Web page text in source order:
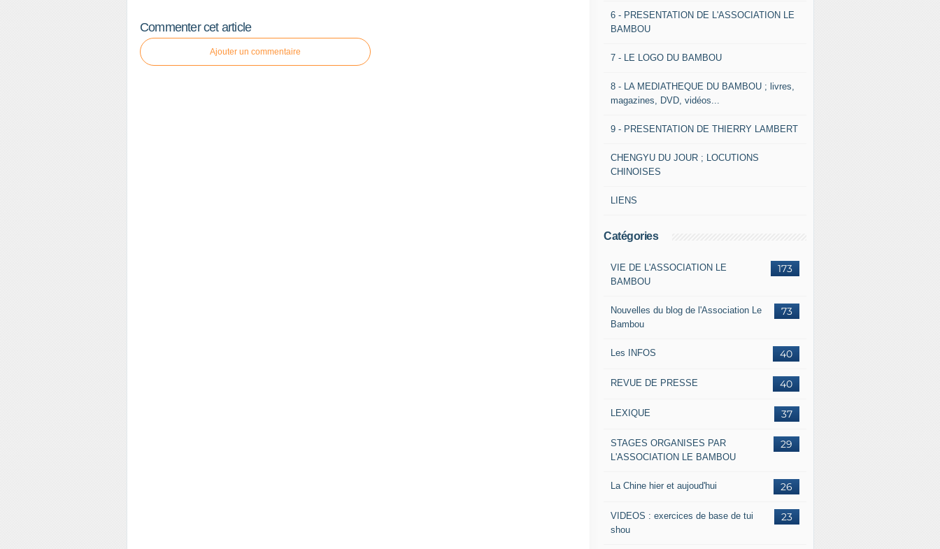
Commenter cet article
Ajouter un commentaire
6 - PRESENTATION DE L'ASSOCIATION LE
BAMBOU
7 - LE LOGO DU BAMBOU
8 - LA MEDIATHEQUE DU BAMBOU ; livres,
magazines, DVD, vidéos...
9 - PRESENTATION DE THIERRY LAMBERT
CHENGYU DU JOUR ; LOCUTIONS
CHINOISES
LIENS
Catégories
173
VIE DE L'ASSOCIATION LE
BAMBOU
73
Nouvelles du blog de l'Association Le
Bambou
40
Les INFOS
40
REVUE DE PRESSE
37
LEXIQUE
29
STAGES ORGANISES PAR
L'ASSOCIATION LE BAMBOU
26
La Chine hier et aujoud'hui
23
VIDEOS : exercices de base de tui
shou